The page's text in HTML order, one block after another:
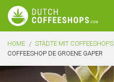
HOME STÄDTE MIT COFFEESHOPS
COFFEESHOP DE GROENE GAPER